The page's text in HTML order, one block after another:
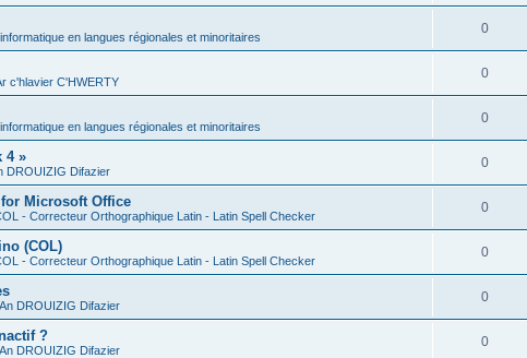
en langues régionales et minoritaires
0
c'hlavier C'HWERTY
0
en langues régionales et minoritaires
0
4 »
DROUIZIG Difazier
0
Microsoft Office
- Correcteur Orthographique Latin - Latin Spell Checker
0
(COL)
- Correcteur Orthographique Latin - Latin Spell Checker
0
An DROUIZIG Difazier
0
?
An DROUIZIG Difazier
0